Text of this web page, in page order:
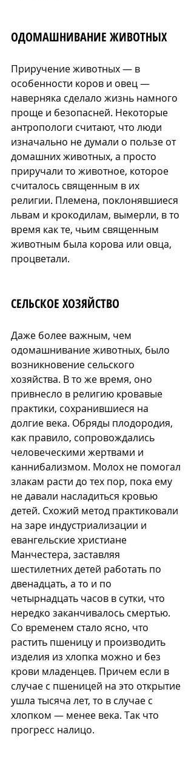
ОДОМАШНИВАНИЕ ЖИВОТНЫХ
Приручение животных — в
особенности коров и овец —
наверняка сделало жизнь намного
проще и безопасней. Некоторые
антропологи считают, что люди
изначально не думали о пользе от
домашних животных, а просто
приручали то животное, которое
считалось священным в их
религии. Племена, поклонявшиеся
львам и крокодилам, вымерли, в то
время как те, чьим священным
животным была корова или овца,
процветали.
СЕЛЬСКОЕ ХОЗЯЙСТВО
Даже более важным, чем
одомашнивание животных, было
возникновение сельского
хозяйства. В то же время, оно
привнесло в религию кровавые
практики, сохранившиеся на
долгие века. Обряды плодородия,
как правило, сопровождались
человеческими жертвами и
каннибализмом. Молох не помогал
злакам расти до тех пор, пока ему
не давали насладиться кровью
детей. Схожий метод практиковали
на заре индустриализации и
евангельские христиане
Манчестера, заставляя
шестилетних детей работать по
двенадцать, а то и по
четырнадцать часов в сутки, что
нередко заканчивалось смертью.
Со временем стало ясно, что
растить пшеницу и производить
изделия из хлопка можно и без
крови младенцев. Причем если в
случае с пшеницей на это открытие
ушла тысяча лет, то в случае с
хлопком — менее века. Так что
прогресс налицо.